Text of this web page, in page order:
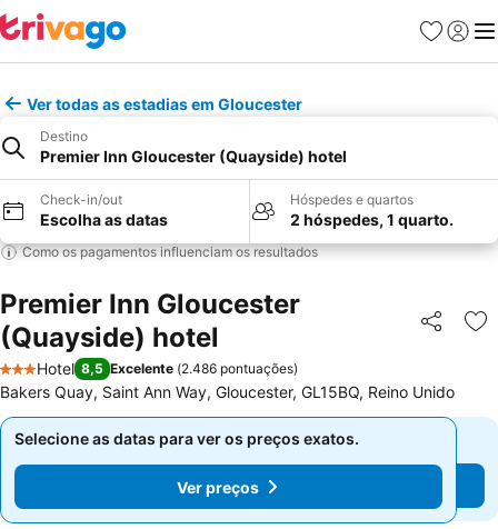
Favoritos
Iniciar
Ver todas as estadias em Gloucester
Destino
Premier Inn Gloucester (Quayside) hotel
Check-in/out
Escolha as datas
Hóspedes e quartos
2 hóspedes, 1 quarto.
Como os pagamentos influenciam os resultados
Premier Inn Gloucester
(Quayside) hotel
Partilhar
3 Estrelas
Hotel 8,5 Excelente (2.486 pontuações)
Bakers Quay, Saint Ann Way, Gloucester, GL15BQ, Reino Unido
Selecione as datas para ver os preços exatos.
Ver preços
Selecione as datas para ver os preços exatos.
Ver preços